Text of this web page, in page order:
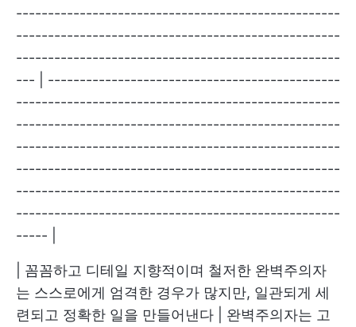
---------------------------------------------------
---------------------------------------------------
---------------------------------------------------
--- | ----------------------------------------------
---------------------------------------------------
---------------------------------------------------
---------------------------------------------------
---------------------------------------------------
---------------------------------------------------
---------------------------------------------------
----- |
| 꼼꼼하고 디테일 지향적이며 철저한 완벽주의자
는 스스로에게 엄격한 경우가 많지만, 일관되게 세
련되고 정확한 일을 만들어낸다 | 완벽주의자는 고